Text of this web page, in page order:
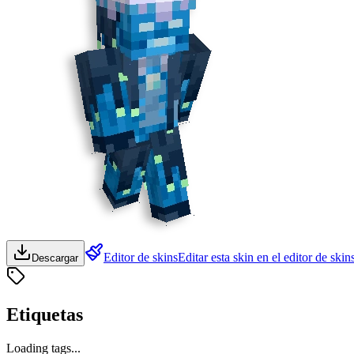
Descargar Editor de skinsEditar esta skin en el editor de
Etiquetas
Loading tags...